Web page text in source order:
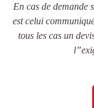
En cas de demande
est celui
tous les cas un